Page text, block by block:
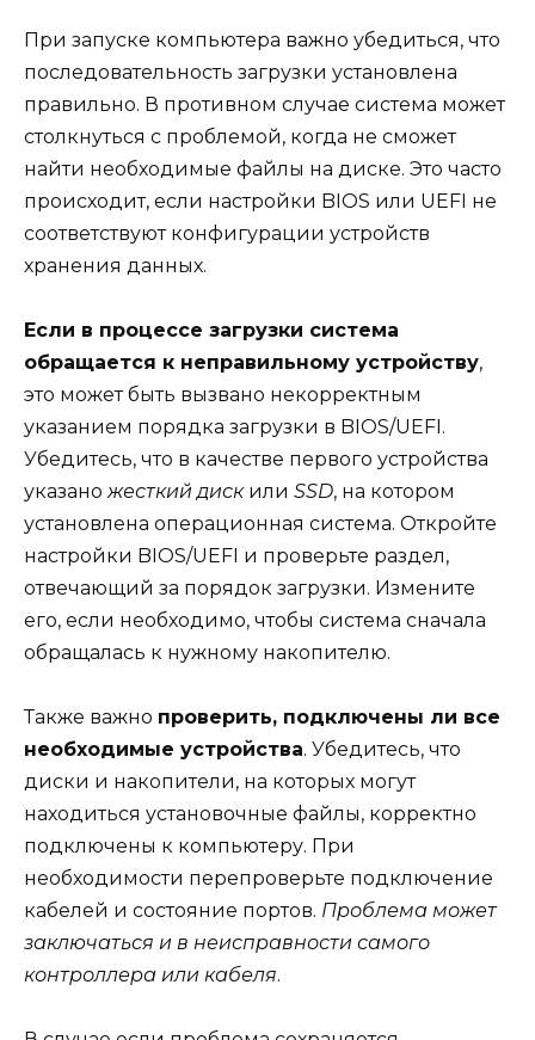
При запуске компьютера важно убедиться, что
последовательность загрузки установлена
правильно. В противном случае система может
столкнуться с проблемой, когда не сможет
найти необходимые файлы на диске. Это часто
происходит, если настройки BIOS или UEFI не
соответствуют конфигурации устройств
хранения данных.
Если в процессе загрузки система
обращается к неправильному устройству,
это может быть вызвано некорректным
указанием порядка загрузки в BIOS/UEFI.
Убедитесь, что в качестве первого устройства
указано жесткий дискили SSD, на котором
установлена операционная система. Откройте
настройки BIOS/UEFI и проверьте раздел,
отвечающий за порядок загрузки. Измените
его, если необходимо, чтобы система сначала
обращалась к нужному накопителю.
Также важно проверить, подключены ли все
необходимые устройства. Убедитесь, что
диски и накопители, на которых могут
находиться установочные файлы, корректно
подключены к компьютеру. При
необходимости перепроверьте подключение
кабелей и состояние портов. Проблема может
заключаться и в неисправности самого
контроллера или кабеля.